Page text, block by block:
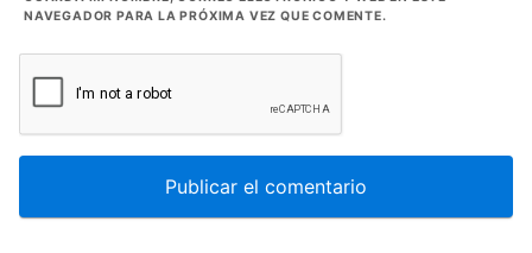
NAVEGADOR PARA LA PRÓXIMA VEZ QUE COMENTE.